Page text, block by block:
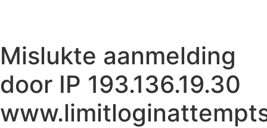
Mislukte aanmelding
door IP 193.136.19.30